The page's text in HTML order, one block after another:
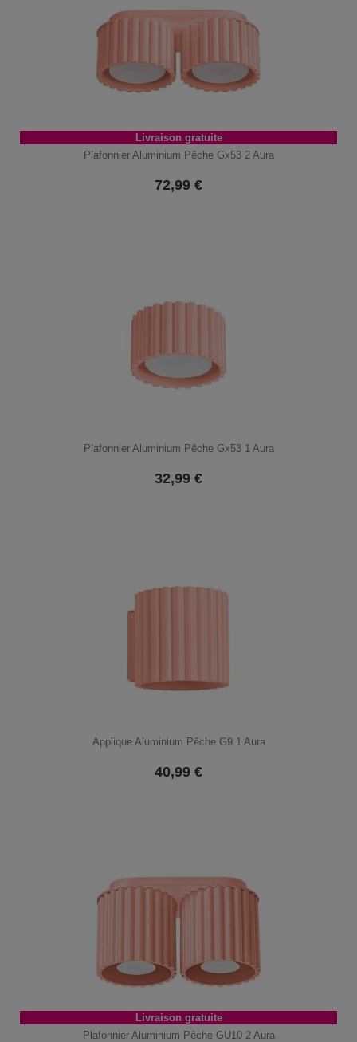
Livraison gratuite
Plafonnier Aluminium Pêche Gx53 2 Aura
72,99 €
Plafonnier Aluminium Pêche Gx53 1 Aura
32,99 €
Applique Aluminium Pêche G9 1 Aura
40,99 €
Livraison gratuite
Plafonnier Aluminium Pêche GU10 2 Aura